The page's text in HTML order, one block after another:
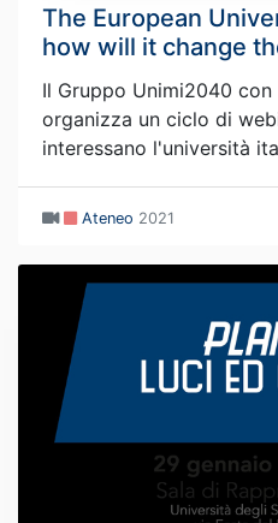
The European
how will it change
Il Gruppo Unimi2040 con
organizza un ciclo di
interessano l'università
Ateneo 2021